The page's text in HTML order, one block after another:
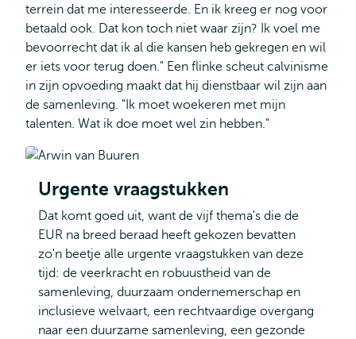
terrein dat me interesseerde. En ik kreeg er nog voor
betaald ook. Dat kon toch niet waar zijn? Ik voel me
bevoorrecht dat ik al die kansen heb gekregen en wil
er iets voor terug doen." Een flinke scheut calvinisme
in zijn opvoeding maakt dat hij dienstbaar wil zijn aan
de samenleving. "Ik moet woekeren met mijn
talenten. Wat ik doe moet wel zin hebben."
Urgente vraagstukken
Dat komt goed uit, want de vijf thema's die de
EUR na breed beraad heeft gekozen bevatten
zo'n beetje alle urgente vraagstukken van deze
tijd: de veerkracht en robuustheid van de
samenleving, duurzaam ondernemerschap en
inclusieve welvaart, een rechtvaardige overgang
naar een duurzame samenleving, een gezonde